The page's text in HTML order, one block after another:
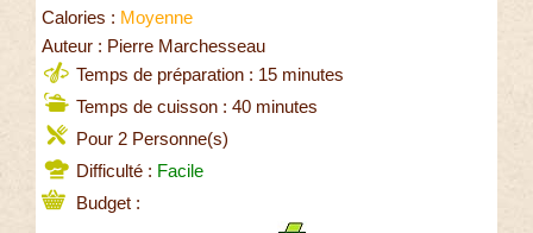
Calories : Moyenne
Auteur : Pierre Marchesseau
Temps de préparation : 15 minutes
Temps de cuisson : 40 minutes
Pour 2 Personne(s)
Difficulté : Facile
Budget :